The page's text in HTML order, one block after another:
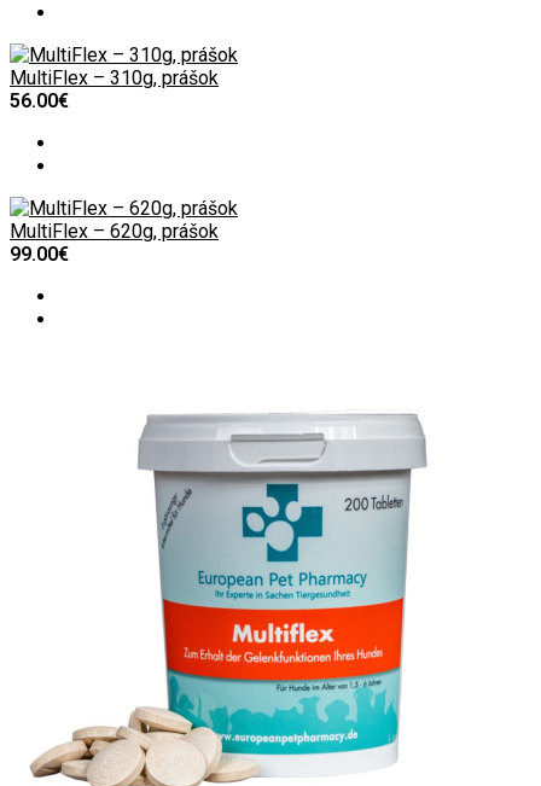
MultiFlex – 310g, prášok
56.00€
MultiFlex – 620g, prášok
99.00€